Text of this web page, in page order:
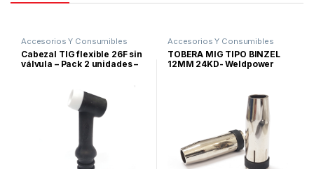
Accesorios Y Consumibles
Para Soldar,Proceso TIG
Cabezal TIG flexible 26F sin
válvula – Pack 2 unidades –
Accesorios Y Consumibles
Para Soldar, Proceso MIG
TOBERA MIG TIPO BINZEL
12MM 24KD- Weldpower